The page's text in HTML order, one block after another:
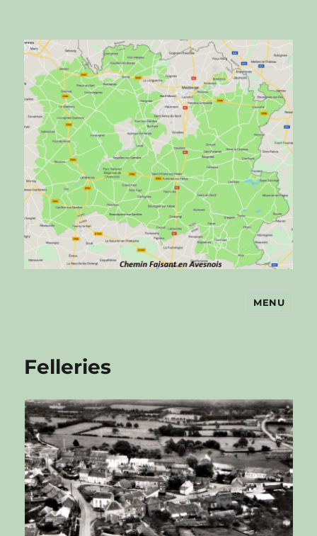
Chemin faisant en Avesnois
MENU
Felleries